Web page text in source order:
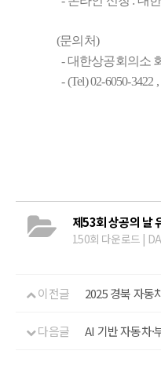
(문의처)
- 대한상공회의소
- (Tel) 02-6050-3422
제53회 상공의 날
150회 다운로드 |
이전글 2025 경북 자동
다음글 AI 기반 자동차·